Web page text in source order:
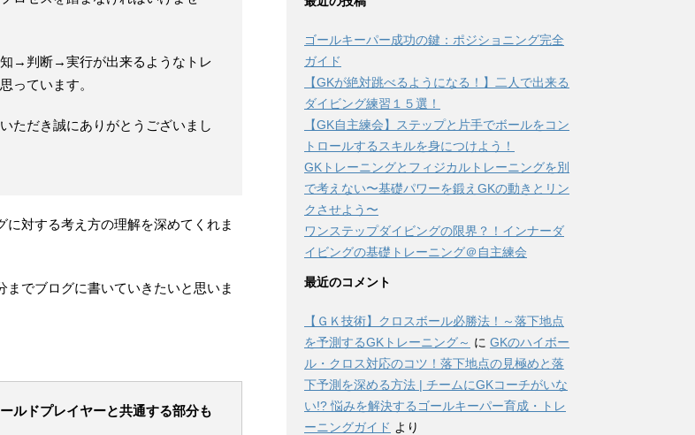
→判断→実行が出来るようなトレ
っています。
ただき誠にありがとうございまし
対する考え方の理解を深めてくれま
でブログに書いていきたいと思いま
ルドプレイヤーと共通する部分も
ゴールキーパー成功の鍵：ポジショニング完全
ガイド
【GKが絶対跳べるようになる！】二人で出来る
ダイビング練習１５選！
【GK自主練会】ステップと片手でボールをコン
トロールするスキルを身につけよう！
GKトレーニングとフィジカルトレーニングを別
で考えない〜基礎パワーを鍛えGKの動きとリン
クさせよう〜
ワンステップダイビングの限界？！インナーダ
イビングの基礎トレーニング＠自主練会
最近のコメント
【ＧＫ技術】クロスボール必勝法！～落下地点
を予測するGKトレーニング～ に GKのハイボー
ル・クロス対応のコツ！落下地点の見極めと落
下予測を深める方法 | チームにGKコーチがいな
い!? 悩みを解決するゴールキーパー育成・トレ
ーニングガイド より